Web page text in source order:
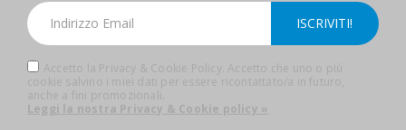
Accetto la Privacy & Cookie Policy. Accetto che uno o più
cookie salvino i miei dati per essere ricontattato/a in futuro,
anche a fini promozionali.
Leggi la nostra Privacy & Cookie policy »